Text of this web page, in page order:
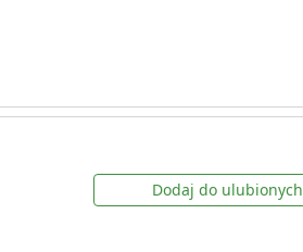
Dodaj do ulubionych